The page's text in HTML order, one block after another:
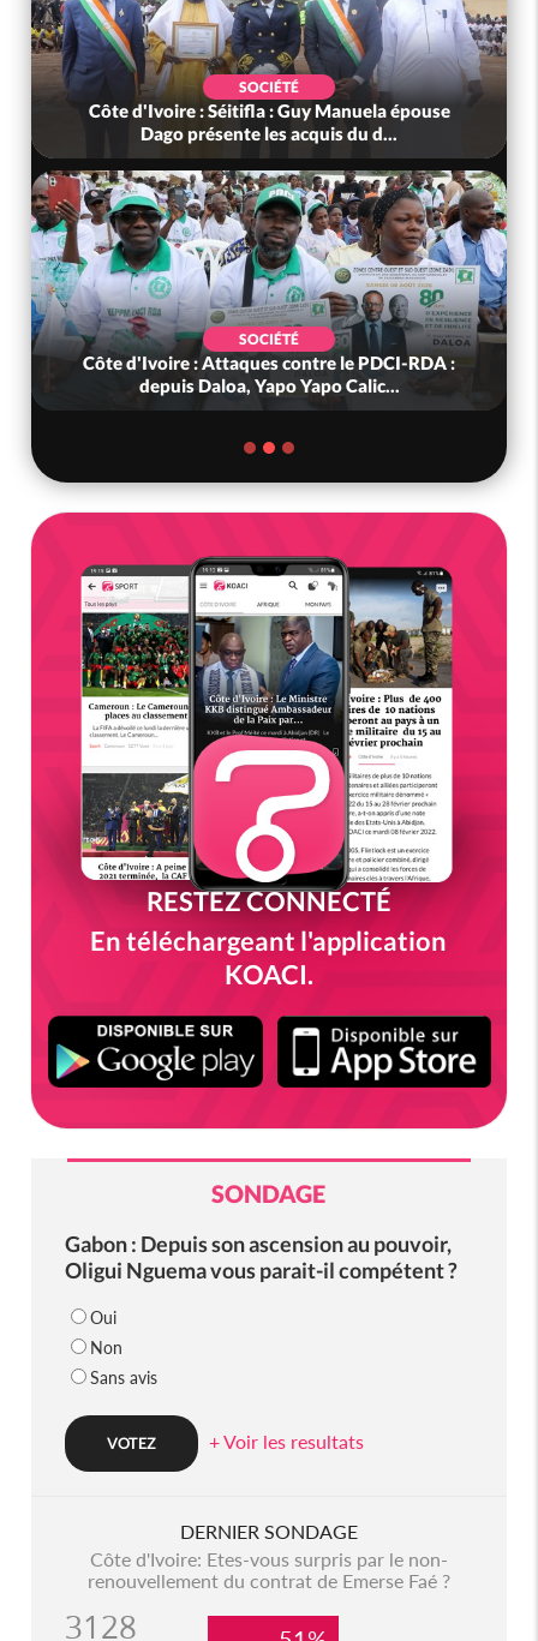
SOCIÉTÉ
Côte d'Ivoire : Séitifla : Guy Manuela épouse
Dago présente les acquis du d...
SOCIÉTÉ
Côte d'Ivoire : Attaques contre le PDCI-RDA :
depuis Daloa, Yapo Yapo Calic...
RESTEZ CONNECTÉ
En téléchargeant l'application
KOACI.
SONDAGE
Gabon : Depuis son ascension au pouvoir,
Oligui Nguema vous parait-il compétent ?
Oui
Non
Sans avis
+ Voir les resultats
DERNIER SONDAGE
Côte d'Ivoire: Etes-vous surpris par le non-
renouvellement du contrat de Emerse Faé ?
3128